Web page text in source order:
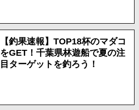
【釣果速報】TOP18杯のマダコ
をGET！千葉県林遊船で夏の注
目ターゲットを釣ろう！